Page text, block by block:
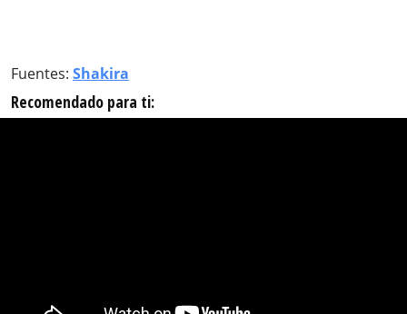
Fuentes: Shakira
Recomendado para ti: